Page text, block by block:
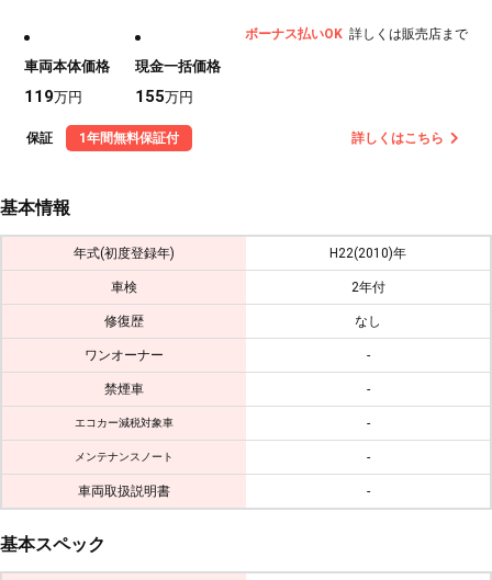
車両本体価格
119万円
現金一括価格
155万円
ボーナス払いOK 詳しくは販売店まで
保証 1年間無料保証付 詳しくはこちら
基本情報
年式(初度登録年) H22(2010)年
車検 2年付
修復歴 なし
ワンオーナー -
禁煙車 -
エコカー減税対象車 -
メンテナンスノート -
車両取扱説明書 -
基本スペック